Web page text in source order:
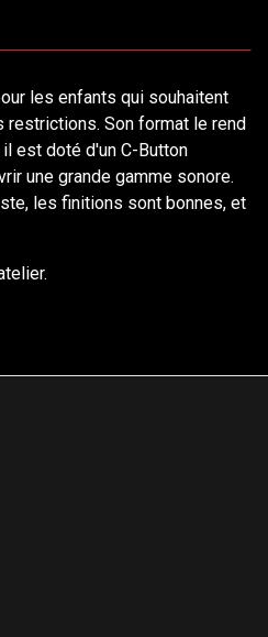
les enfants qui souhaitent
restrictions. Son format le rend
est doté d'un C-Button
une grande gamme sonore.
les finitions sont bonnes, et